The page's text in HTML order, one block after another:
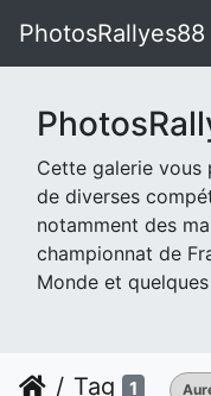
PhotosRallyes88
Cette galerie vous
de diverses
notamment des
championnat de
Monde et
Tag 1